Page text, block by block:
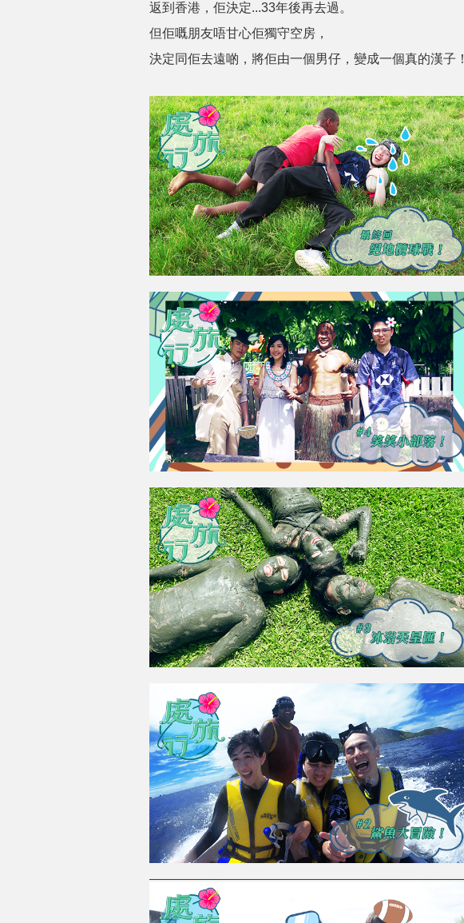
返到香港，佢決定...33年後再去過。
但佢嘅朋友唔甘心佢獨守空房，
決定同佢去遠啲，將佢由一個男仔，變成一個真的漢子！